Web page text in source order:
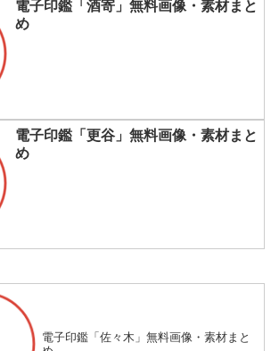
電子印鑑「酒寄」無料画像・素材まと
め
電子印鑑「更谷」無料画像・素材まと
め
電子印鑑「佐々木」無料画像・素材まと